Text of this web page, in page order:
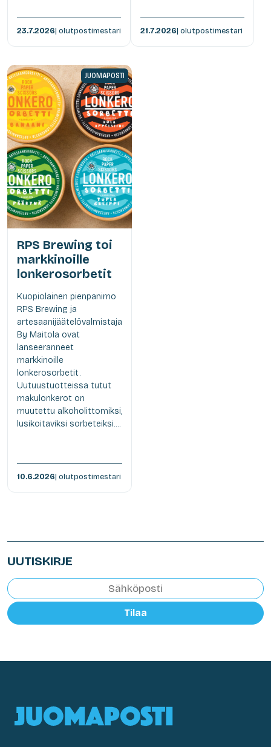
23.7.2026| olutpostimestari 21.7.2026| olutpostimestari
JUOMAPOSTI
RPS Brewing toi
markkinoille
lonkerosorbetit
Kuopiolainen pienpanimo
RPS Brewing ja
artesaanijäätelövalmistaja
By Maitola ovat
lanseeranneet
markkinoille
lonkerosorbetit.
Uutuustuotteissa tutut
makulonkerot on
muutettu alkoholittomiksi,
lusikoitaviksi sorbeteiksi....
10.6.2026| olutpostimestari
UUTISKIRJE
Tilaa